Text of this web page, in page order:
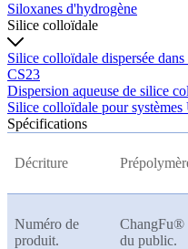
Siloxanes d'hydrogène
Silice colloïdale
Silice colloïdale dispersée
CS23
Dispersion aqueuse de silice
Silice colloïdale pour
Spécifications
Décriture
Numéro de
produit.
ChangFu®
du public.